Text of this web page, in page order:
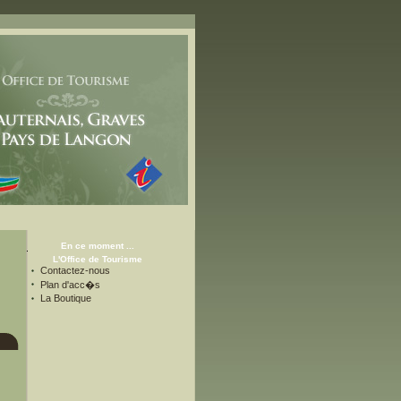
En ce moment ...
L'Office de Tourisme
Contactez-nous
Plan d'acc�s
La Boutique